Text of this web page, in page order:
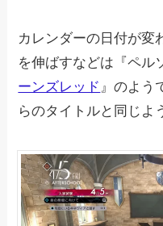
カレンダーの日付が変
を伸ばすなどは『ペル
ーンズレッド 』のよう
らのタイトルと同じよ